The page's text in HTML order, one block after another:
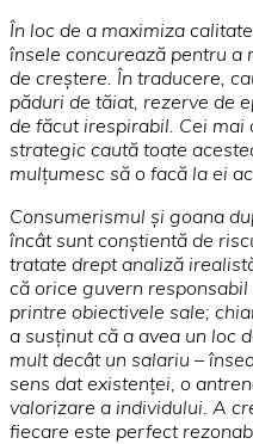
În loc de a maximiza
însele concurează pentru
de creştere. În traducere,
păduri de tăiat, rezerve de
de făcut irespirabil. Cei mai
strategic caută toate
mulţumesc să o facă la ei
Consumerismul şi goana
încât sunt conştientă de
tratate drept analiză
că orice guvern
printre obiectivele sale;
a susţinut că a avea un loc
mult decât un salariu –
sens dat existenţei, o
valorizare a individului. A
fiecare este perfect